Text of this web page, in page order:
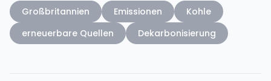
Großbritannien Emissionen
Kohle
erneuerbare Quellen
Dekarbonisierung